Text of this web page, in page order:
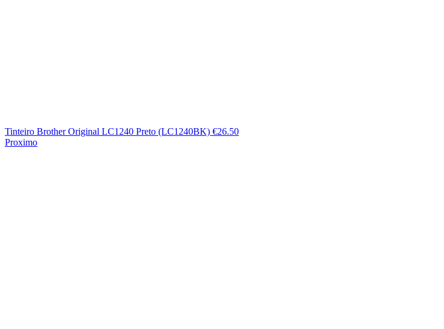
Tinteiro Brother Original LC1240 Preto (LC1240BK) €26.50
Proximo